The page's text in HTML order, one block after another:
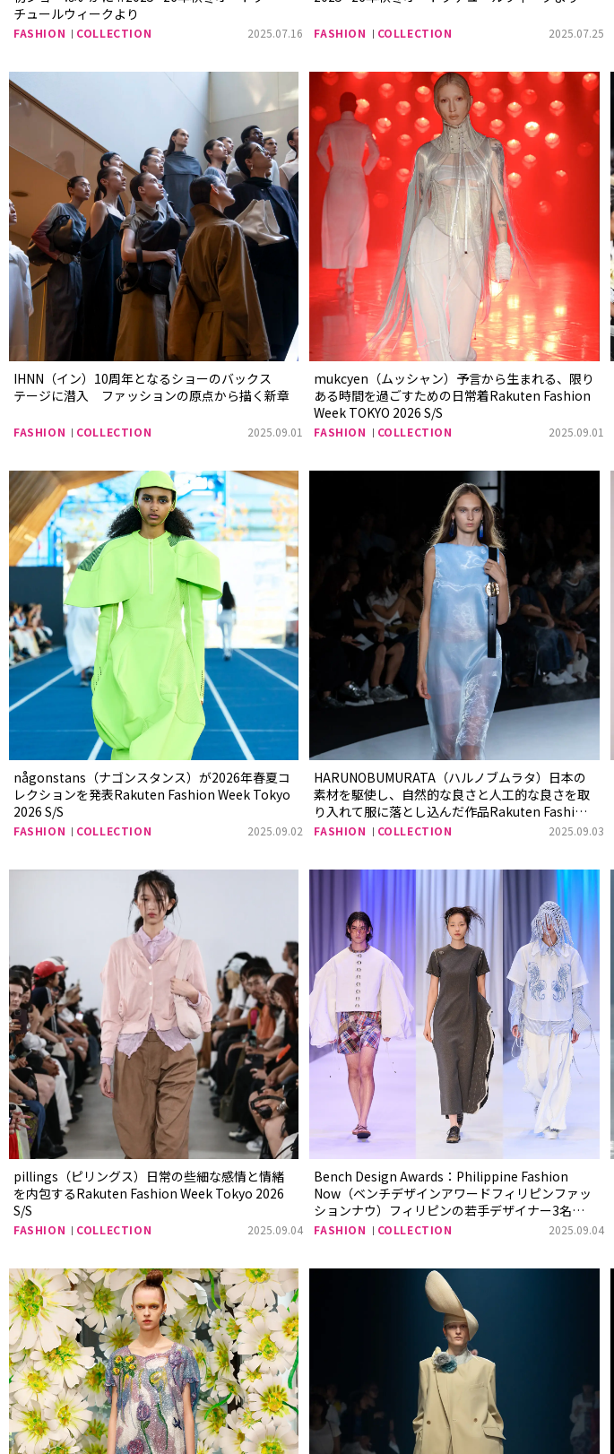
チュールウィークより
FASHION COLLECTION 2025.07.16 FASHION COLLECTION 2025.07.25
IHNN（イン）10周年となるショーのバックス
テージに潜入 ファッションの原点から描く新章
FASHION COLLECTION 2025.09.01
mukcyen（ムッシャン）予言から生まれる、限り
ある時間を過ごすための日常着Rakuten Fashion
Week TOKYO 2026 S/S
FASHION COLLECTION 2025.09.01
någonstans（ナゴンスタンス）が2026年春夏コ
レクションを発表Rakuten Fashion Week Tokyo
2026 S/S
FASHION COLLECTION 2025.09.02
HARUNOBUMURATA（ハルノブムラタ）日本の
素材を駆使し、自然的な良さと人工的な良さを取
り入れて服に落とし込んだ作品Rakuten Fashion
Week Tokyo 2026 S/Sレポート
FASHION COLLECTION 2025.09.03
pillings（ピリングス）日常の些細な感情と情緒
を内包するRakuten Fashion Week Tokyo 2026
S/S
FASHION COLLECTION 2025.09.04
Bench Design Awards：Philippine Fashion
Now（ベンチデザインアワードフィリピンファッ
ションナウ）フィリピンの若手デザイナー3名に
よるショーが開催Rakuten Fashion Week Tokyo
FASHION COLLECTION 2025.09.04